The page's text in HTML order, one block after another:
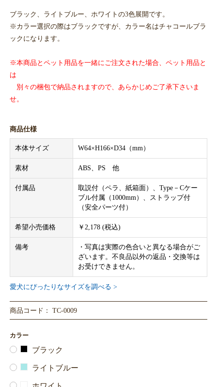
ブラック、ライトブルー、ホワイトの3色展開です。
※カラー選択の際はブラックですが、カラー名はチャコールブラ
ックになります。
※本商品とペット用品を一緒にご注文された場合、ペット用品と
は
別々の梱包で納品されますので、あらかじめご了承下さいま
せ。
商品仕様
本体サイズ W64×H166×D34（mm）
素材 ABS、PS 他
付属品
取説付（ペラ、紙箱面）、Type－Cケー
ブル付属（1000mm）、ストラップ付
（安全パーツ付）
希望小売価格 ￥2,178 (税込)
備考
・写真は実際の色合いと異なる場合がご
ざいます。不良品以外の返品・交換等は
お受けできません。
愛犬にぴったりなサイズを調べる >
商品コード： TC-0009
カラー
ブラック
ライトブルー